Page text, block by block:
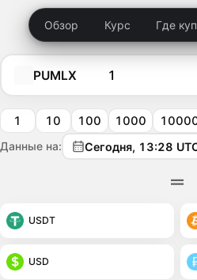
Обзор Курс Где
PUMLX
1 10 100 1000
Данные на: Сегодня, 13:28
USDT
USD